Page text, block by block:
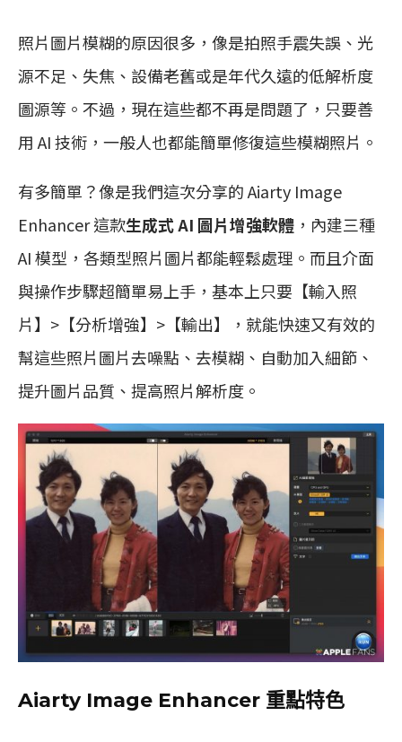
照片圖片模糊的原因很多，像是拍照手震失誤、光
源不足、失焦、設備老舊或是年代久遠的低解析度
圖源等。不過，現在這些都不再是問題了，只要善
用 AI 技術，一般人也都能簡單修復這些模糊照片。
有多簡單？像是我們這次分享的 Aiarty Image
Enhancer 這款生成式 AI 圖片增強軟體 ，內建三種
AI 模型，各類型照片圖片都能輕鬆處理。而且介面
與操作步驟超簡單易上手，基本上只要【輸入照
片】>【分析增強】>【輸出】，就能快速又有效的
幫這些照片圖片去噪點、去模糊、自動加入細節、
提升圖片品質、提高照片解析度。
Aiarty Image Enhancer 重點特色